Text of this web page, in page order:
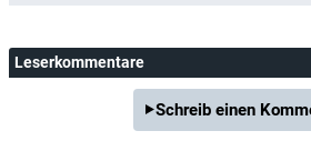
Leserkommentare
Schreib einen